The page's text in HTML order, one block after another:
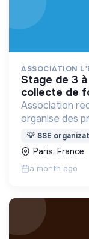
ASSOCIATION
stage de 3 à 6 mois - assistant(e) en
collecte de
Association
organise des
malades de 6
💡 SSE
Paris, France
a month ago